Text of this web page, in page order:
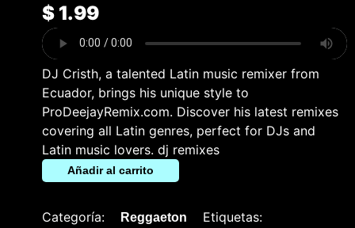
$1.99
DJ Cristh, a talented Latin music remixer from
Ecuador, brings his unique style to
ProDeejayRemix.com. Discover his latest remixes
covering all Latin genres, perfect for DJs and
Latin music lovers. dj remixes
Añadir al carrito
Categoría: Reggaeton Etiquetas: